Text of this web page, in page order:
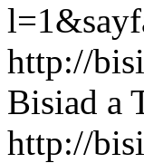
http://
Bisiad a
http://